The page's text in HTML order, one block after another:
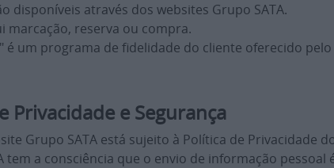
disponíveis através dos websites Grupo SATA.
marcação, reserva ou compra.
é um programa de fidelidade do cliente oferecido pelo
Privacidade e Segurança
Grupo SATA está sujeito à Política de Privacidade
tem a consciência que o envio de informação